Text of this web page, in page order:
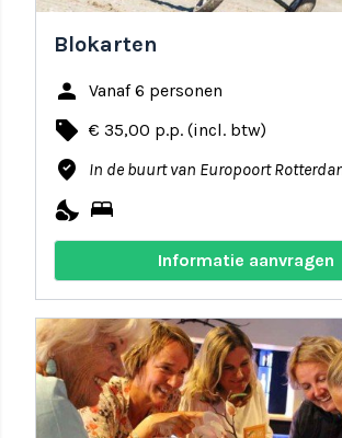
Blokarten
person Vanaf 6 personen
local_offer € 35,00 p.p. (incl. btw)
where_to_vote In de buurt van Europoort
nights_stay bed
Informatie aanvragen